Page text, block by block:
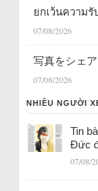
ยกเว้นความ
07/08/2026
写真をシェ
07/08/2026
NHIỀU NGƯỜI
Tin
Đức
07/08/